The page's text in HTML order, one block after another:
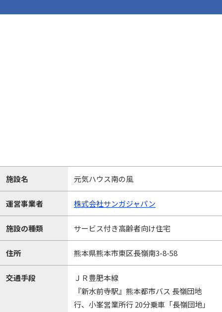
施設名 元気ハウス南の風
運営事業者 株式会社サンガジャパン
施設の種類 サービス付き高齢者向け住宅
住所 熊本県熊本市東区長嶺南3-8-58
交通手段
ＪＲ豊肥本線
『新水前寺駅』熊本都市バス 長嶺団地
行、小峯営業所行 20分乗車「長嶺団地」